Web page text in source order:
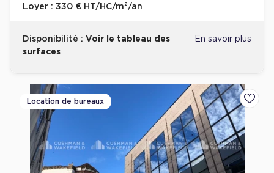
Loyer : 330 € HT/HC/m²/an
Disponibilité : Voir le tableau des
surfaces
En savoir plus
Location de bureaux